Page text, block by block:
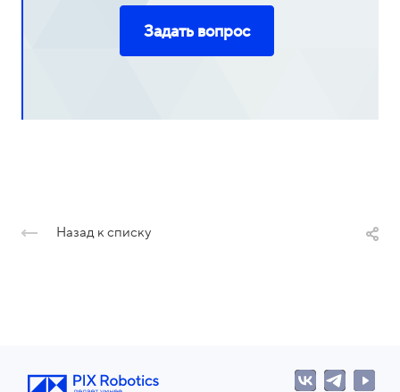
Задать вопрос
Назад к списку